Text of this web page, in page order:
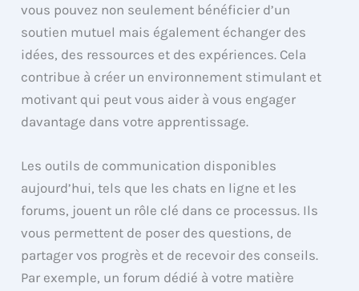
vous pouvez non seulement bénéficier d’un
soutien mutuel mais également échanger des
idées, des ressources et des expériences. Cela
contribue à créer un environnement stimulant et
motivant qui peut vous aider à vous engager
davantage dans votre apprentissage.
Les outils de communication disponibles
aujourd’hui, tels que les chats en ligne et les
forums, jouent un rôle clé dans ce processus. Ils
vous permettent de poser des questions, de
partager vos progrès et de recevoir des conseils.
Par exemple, un forum dédié à votre matière